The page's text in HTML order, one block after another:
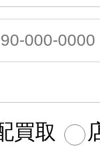
買取